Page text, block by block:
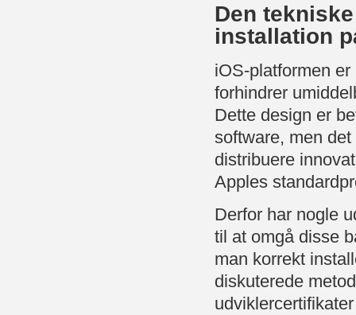
Den
installation
iOS-platformen
forhindrer
Dette design er
software, men
distribuere
Apples
Derfor har nogle
til at omgå disse
man korrekt
diskuterede